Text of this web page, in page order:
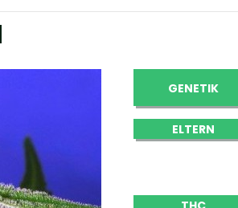
GENETIK
ELTERN